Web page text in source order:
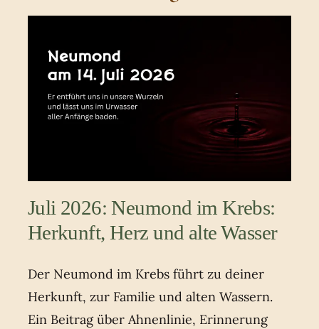
Juli 2026: Neumond im Krebs:
Herkunft, Herz und alte Wasser
Der Neumond im Krebs führt zu deiner
Herkunft, zur Familie und alten Wassern.
Ein Beitrag über Ahnenlinie, Erinnerung